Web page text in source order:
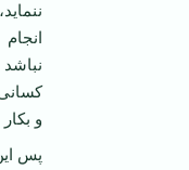
نباشد
و
پس